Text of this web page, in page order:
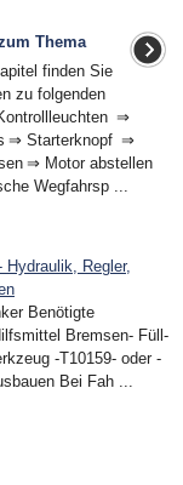
Thema
finden Sie
zu folgenden
⇒
⇒ Starterknopf ⇒
⇒ Motor abstellen
Wegfahrsp ...
Hydraulik, Regler,
Benötigte
Bremsen- Füll-
-T10159- oder -
Bei Fah ...